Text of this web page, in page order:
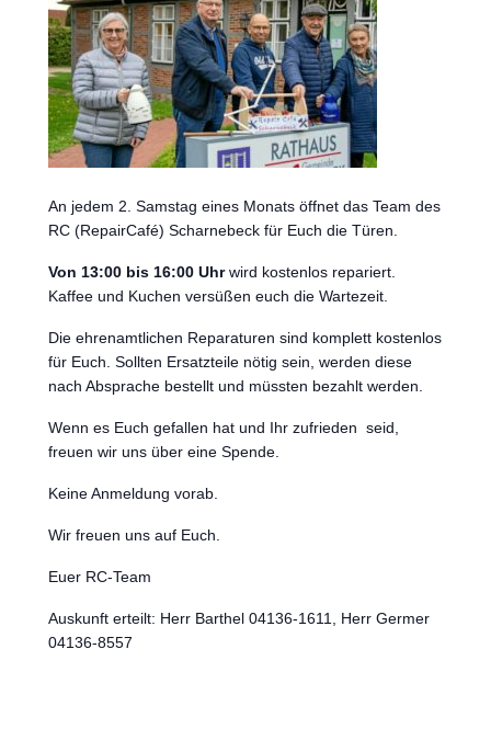
An jedem 2. Samstag eines Monats öffnet das Team des
RC (RepairCafé) Scharnebeck für Euch die Türen.
Von 13:00 bis 16:00 Uhrwird kostenlos repariert.
Kaffee und Kuchen versüßen euch die Wartezeit.
Die ehrenamtlichen Reparaturen sind komplett kostenlos
für Euch. Sollten Ersatzteile nötig sein, werden diese
nach Absprache bestellt und müssten bezahlt werden.
Wenn es Euch gefallen hat und Ihr zufrieden seid,
freuen wir uns über eine Spende.
Keine Anmeldung vorab.
Wir freuen uns auf Euch.
Euer RC-Team
Auskunft erteilt: Herr Barthel 04136-1611, Herr Germer
04136-8557